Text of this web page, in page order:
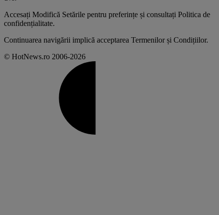
Accesați Modifică Setările pentru preferințe și consultați Politica de
confidențialitate.
Continuarea navigării implică acceptarea Termenilor și Condițiilor.
© HotNews.ro 2006-2026